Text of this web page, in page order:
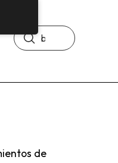
Buscar
Enviar
de